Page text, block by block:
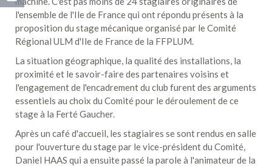
l'ensemble de l'Ile de France qui ont répondu présents à la
proposition du stage mécanique organisé par le Comité
Régional ULM d'Ile de France de la FFPLUM.
La situation géographique, la qualité des installations, la
proximité et le savoir-faire des partenaires voisins et
l'engagement de l'encadrement du club furent des arguments
essentiels au choix du Comité pour le déroulement de ce
stage à la Ferté Gaucher.
Après un café d'accueil, les stagiaires se sont rendus en salle
pour l'ouverture du stage par le vice-président du Comité,
Daniel HAAS qui a ensuite passé la parole à l'animateur de la